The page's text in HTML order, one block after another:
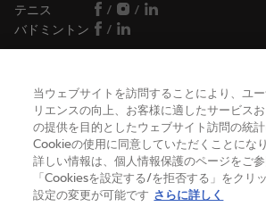
バボラシューズの特徴
バボラのテニスシューズは、イノベーション
ュランというパートナーと共に開発・設計
て快適さなど、それぞれのニーズに応え、
がコート上での最適なパフォーマンスを保
バボラのテニスシューズシリーズ
JETシリーズ：俊敏性
スピードを求めるプレーヤーには、Jet
適な軽さとレスポンスを提供し、ボールへ
します。
テニス /
/
バドミントン
/
ヘルプ
バボラについて
当ウェブサイトを訪問することにより、ユ
リエンスの向上、お客様に適したサービス
の提供を目的としたウェブサイト訪問の統
Cookieの使用に同意していただくことにな
詳しい情報は、個人情報保護のページをご参
「Cookiesを設定する/を拒否する」をクリ
設定の変更が可能です さらに詳しく